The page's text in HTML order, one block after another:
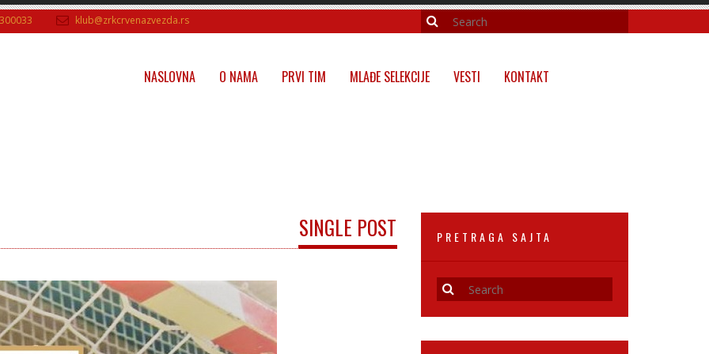
klub@zrkcrvenazvezda.rs
NASLOVNA O NAMA PRVI TIM MLAĐE SELEKCIJE VESTI KONTAKT
SINGLE POST PRETRAGA SAJTA